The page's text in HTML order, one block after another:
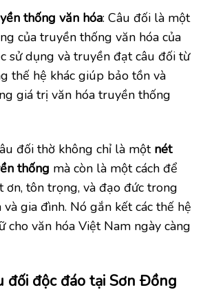
thống văn hóa: Câu đối là một
của truyền thống văn hóa của
sử dụng và truyền đạt câu đối từ
thế hệ khác giúp bảo tồn và
giá trị văn hóa truyền thống
đối thờ không chỉ là một nét
thống mà còn là một cách để
tôn trọng, và đạo đức trong
gia đình. Nó gắn kết các thế hệ
cho văn hóa Việt Nam ngày càng
đối độc đáo tại Sơn Đồng